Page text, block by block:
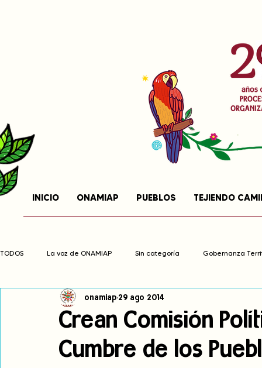
INICIO ONAMIAP PUEBLOS TEJIENDO
TODOS La voz de ONAMIAP Sin categoría Gobernanza
Cambio climático Navegador indígena
Pronunciamientos Observatorio de consulta previa
Crean Comisión
Cumbre de los
onamiap 29 ago 2014